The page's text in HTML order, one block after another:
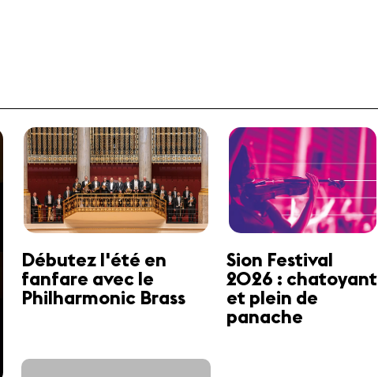
Débutez l'été en
fanfare avec le
Philharmonic Brass
Sion Festival
2026 : chatoyant
et plein de
panache